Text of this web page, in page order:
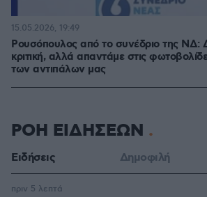
Ρουσόπουλος από το συνέδριο της ΝΔ:
κριτική, αλλά απαντάμε στις
των αντιπάλων μας
15.05.2026, 19:49
ΡΟΗ ΕΙΔΗΣΕΩΝ
Ειδήσεις Δημοφιλή
πριν 5 λεπτά